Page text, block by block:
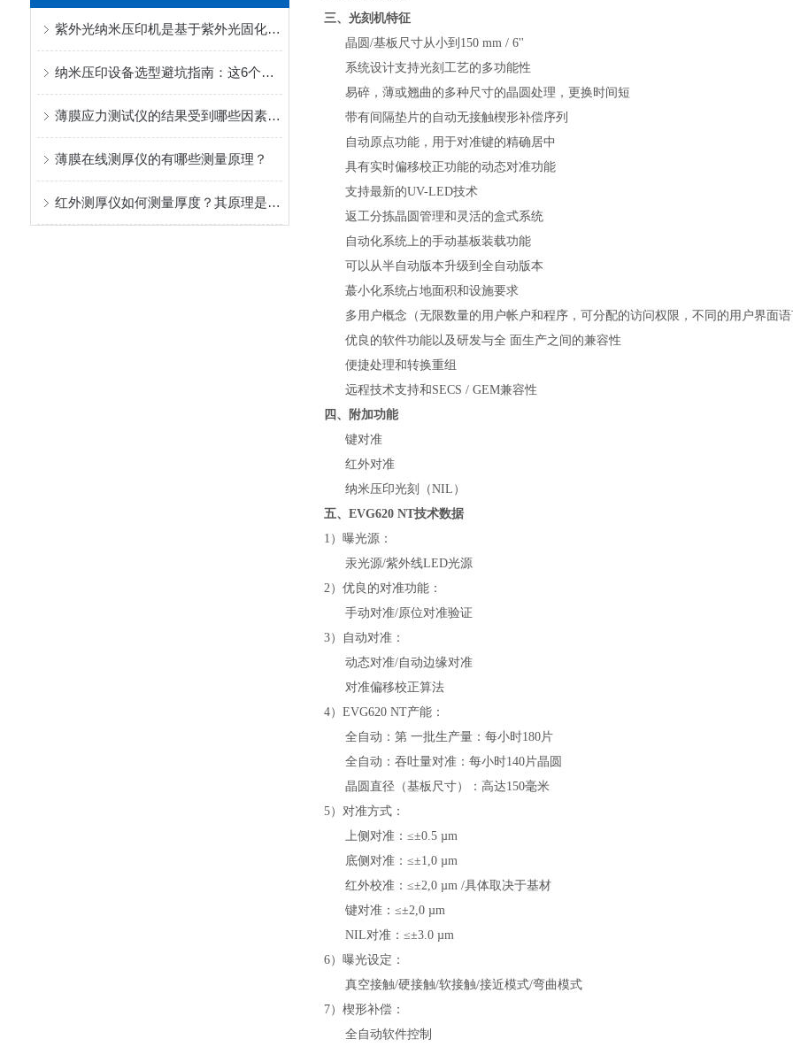
紫外光纳米压印机是基于紫外光固化技术的微纳加工核心设备
纳米压印设备选型避坑指南：这6个核心参数决定了你的良率
薄膜应力测试仪的结果受到哪些因素影响
薄膜在线测厚仪的有哪些测量原理？
红外测厚仪如何测量厚度？其原理是什么？
三、光刻机特征
晶圆/基板尺寸从小到150 mm / 6''
系统设计支持光刻工艺的多功能性
易碎，薄或翘曲的多种尺寸的晶圆处理，更换时间短
带有间隔垫片的自动无接触楔形补偿序列
自动原点功能，用于对准键的精确居中
具有实时偏移校正功能的动态对准功能
支持最新的UV-LED技术
返工分拣晶圆管理和灵活的盒式系统
自动化系统上的手动基板装载功能
可以从半自动版本升级到全自动版本
蕞小化系统占地面积和设施要求
多用户概念（无限数量的用户帐户和程序，可分配的访问权限，不同的用户界面语
优良的软件功能以及研发与全 面生产之间的兼容性
便捷处理和转换重组
远程技术支持和SECS / GEM兼容性
四、附加功能
键对准
红外对准
纳米压印光刻（NIL）
五、EVG620 NT技术数据
1）曝光源：
汞光源/紫外线LED光源
2）优良的对准功能：
手动对准/原位对准验证
3）自动对准：
动态对准/自动边缘对准
对准偏移校正算法
4）EVG620 NT产能：
全自动：第 一批生产量：每小时180片
全自动：吞吐量对准：每小时140片晶圆
晶圆直径（基板尺寸）：高达150毫米
5）对准方式：
上侧对准：≤±0.5 µm
底侧对准：≤±1,0 µm
红外校准：≤±2,0 µm /具体取决于基材
键对准：≤±2,0 µm
NIL对准：≤±3.0 µm
6）曝光设定：
真空接触/硬接触/软接触/接近模式/弯曲模式
7）楔形补偿：
全自动软件控制